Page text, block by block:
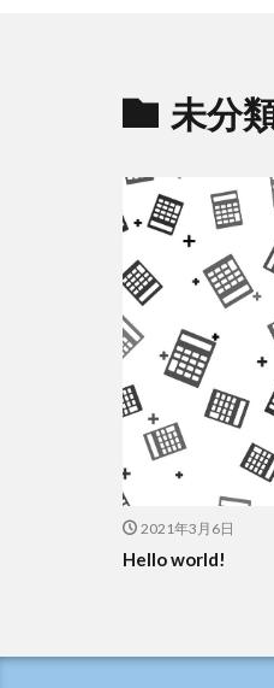
未分
2021年3月6日
Hello world!